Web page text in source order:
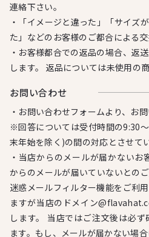
連絡下さい。
・「イメージと違った」「サイズ
た」などのお客様のご都合による
・お客様都合での返品の場合、返
します。 返品については未使用の
お問い合わせ
・お問い合わせフォームより、お問
※回答については受付時間の9:30
末年始を除く)の間の対応とさせて
・当店からのメールが届かない
からのメールが届いていないとの
迷惑メールフィルター機能をご利
ますが当店のドメイン
します。 当店ではご注文後は必
ます。もし、メールが届かない場